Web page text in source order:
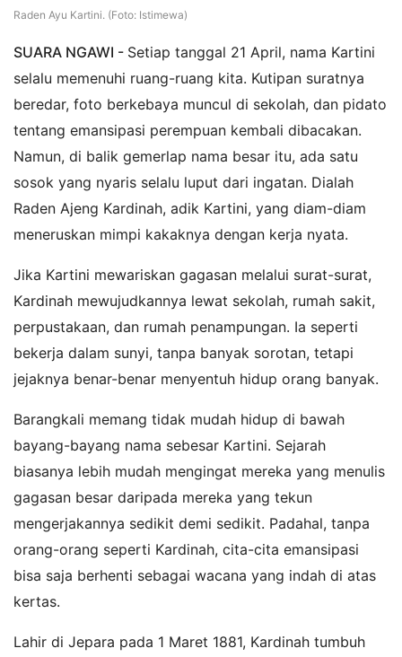
Raden Ayu Kartini. (Foto: Istimewa)
SUARA NGAWI - Setiap tanggal 21 April, nama Kartini
selalu memenuhi ruang-ruang kita. Kutipan suratnya
beredar, foto berkebaya muncul di sekolah, dan pidato
tentang emansipasi perempuan kembali dibacakan.
Namun, di balik gemerlap nama besar itu, ada satu
sosok yang nyaris selalu luput dari ingatan. Dialah
Raden Ajeng Kardinah, adik Kartini, yang diam-diam
meneruskan mimpi kakaknya dengan kerja nyata.
Jika Kartini mewariskan gagasan melalui surat-surat,
Kardinah mewujudkannya lewat sekolah, rumah sakit,
perpustakaan, dan rumah penampungan. Ia seperti
bekerja dalam sunyi, tanpa banyak sorotan, tetapi
jejaknya benar-benar menyentuh hidup orang banyak.
Barangkali memang tidak mudah hidup di bawah
bayang-bayang nama sebesar Kartini. Sejarah
biasanya lebih mudah mengingat mereka yang menulis
gagasan besar daripada mereka yang tekun
mengerjakannya sedikit demi sedikit. Padahal, tanpa
orang-orang seperti Kardinah, cita-cita emansipasi
bisa saja berhenti sebagai wacana yang indah di atas
kertas.
Lahir di Jepara pada 1 Maret 1881, Kardinah tumbuh